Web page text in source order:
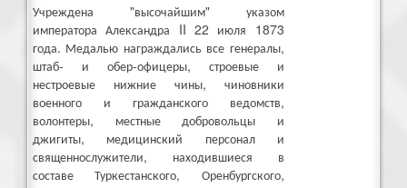
Учреждена "высочайшим" указом
императора Александра II 22 июля 1873
года. Медалью награждались все генералы,
штаб- и обер-офицеры, строевые и
нестроевые нижние чины, чиновники
военного и гражданского ведомств,
волонтеры, местные добровольцы и
джигиты, медицинский персонал и
священнослужители, находившиеся в
составе Туркестанского, Оренбургского,